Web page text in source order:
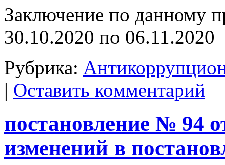
Заключение по данному
30.10.2020 по 06.11.2020
Рубрика:
| Оставить комментарий
постановление № 94
изменений в